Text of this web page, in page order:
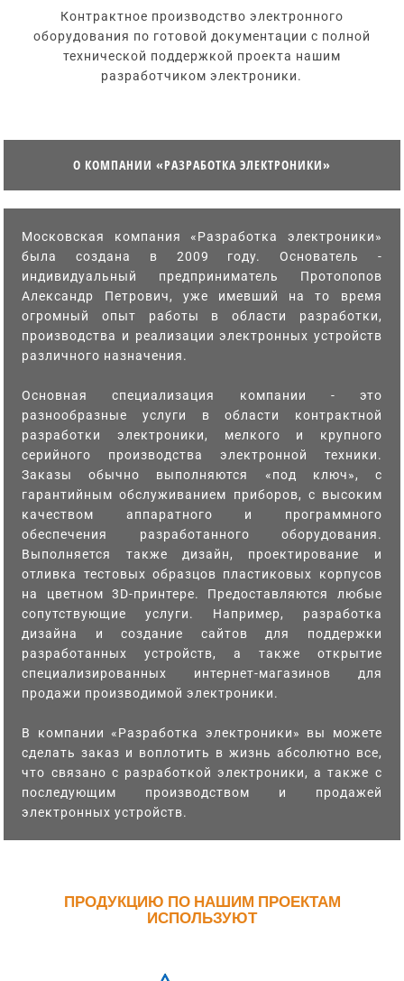
Контрактное производство электронного
оборудования по готовой документации с полной
технической поддержкой проекта нашим
разработчиком электроники.
О КОМПАНИИ «РАЗРАБОТКА ЭЛЕКТРОНИКИ»
Московская компания «Разработка электроники»
была создана в 2009 году. Основатель -
индивидуальный предприниматель Протопопов
Александр Петрович, уже имевший на то время
огромный опыт работы в области разработки,
производства и реализации электронных устройств
различного назначения.
Основная специализация компании - это
разнообразные услуги в области контрактной
разработки электроники, мелкого и крупного
серийного производства электронной техники.
Заказы обычно выполняются «под ключ», с
гарантийным обслуживанием приборов, с высоким
качеством аппаратного и программного
обеспечения разработанного оборудования.
Выполняется также дизайн, проектирование и
отливка тестовых образцов пластиковых корпусов
на цветном 3D-принтере. Предоставляются любые
сопутствующие услуги. Например, разработка
дизайна и создание сайтов для поддержки
разработанных устройств, а также открытие
специализированных интернет-магазинов для
продажи производимой электроники.
В компании «Разработка электроники» вы можете
сделать заказ и воплотить в жизнь абсолютно все,
что связано с разработкой электроники, а также с
последующим производством и продажей
электронных устройств.
ПРОДУКЦИЮ ПО НАШИМ ПРОЕКТАМ
ИСПОЛЬЗУЮТ